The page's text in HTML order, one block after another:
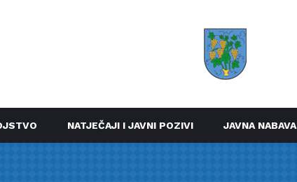
NATJEČAJI I JAVNI POZIVI JAVNA NABAVA